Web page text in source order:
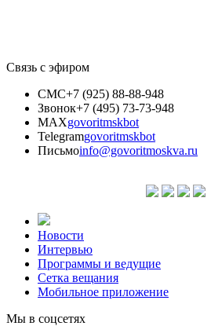
Связь с эфиром
СМС+7 (925) 88-88-948
Звонок+7 (495) 73-73-948
MAXgovoritmskbot
Telegramgovoritmskbot
Письмоinfo@govoritmoskva.ru
Новости
Интервью
Программы и ведущие
Сетка вещания
Мобильное приложение
Мы в соцсетях